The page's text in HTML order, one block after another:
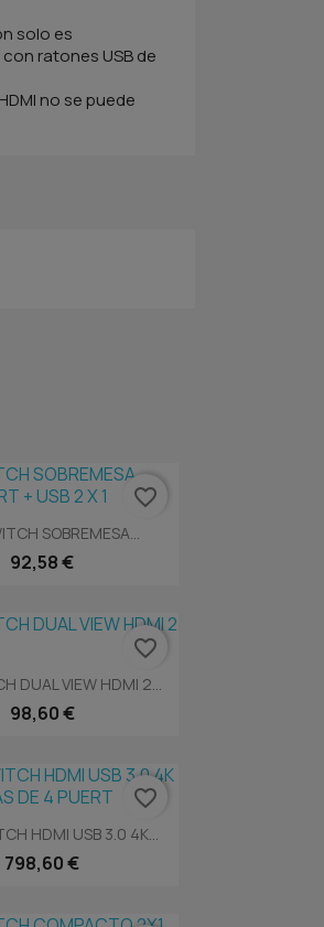
solo es
ratones USB de
no se puede
Vista rápida
SOBREMESA...
92,58 €
favorite_border
Vista rápida
DUAL VIEW HDMI 2...
98,60 €
favorite_border
Vista rápida
HDMI USB 3.0 4K...
798,60 €
favorite_border